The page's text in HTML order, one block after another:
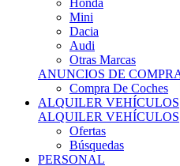
Dacia
Audi
Otras Marcas
ANUNCIOS DE COMPRA
Compra De Coches
ALQUILER VEHÍCULOS
ALQUILER VEHÍCULOS
Ofertas
Búsquedas
PERSONAL
COPILOTOS